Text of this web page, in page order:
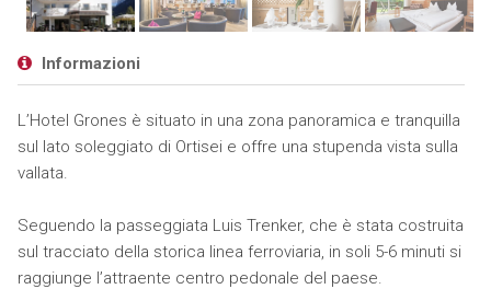
Informazioni
L’Hotel Grones è situato in una zona panoramica e tranquilla
sul lato soleggiato di Ortisei e offre una stupenda vista sulla
vallata.
Seguendo la passeggiata Luis Trenker, che è stata costruita
sul tracciato della storica linea ferroviaria, in soli 5-6 minuti si
raggiunge l’attraente centro pedonale del paese.